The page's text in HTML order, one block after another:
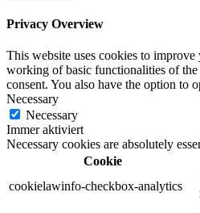
Privacy Overview
This website uses cookies to
working of basic functionalities of
consent. You also have the option to
Necessary
Necessary
Immer aktiviert
Necessary cookies are absolutely
Cookie
cookielawinfo-checkbox-analytics